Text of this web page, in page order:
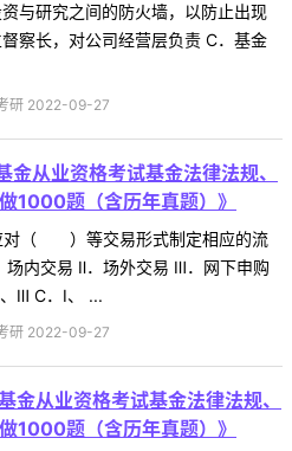
与研究之间的防火墙，以防止出现
察长，对公司经营层负责 C．基金
研 2022-09-27
从业资格考试基金法律法规、
1000题（含历年真题）》
对（ ）等交易形式制定相应的流
内交易 Ⅱ．场外交易 Ⅲ．网下申购
Ⅲ C．Ⅰ、 ...
研 2022-09-27
从业资格考试基金法律法规、
1000题（含历年真题）》